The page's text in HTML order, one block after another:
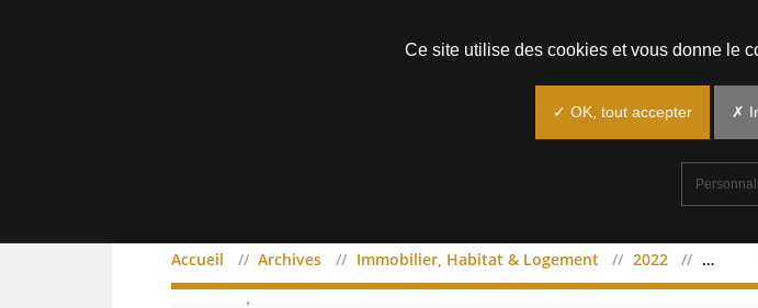
Accueil Archives Immobilier, Habitat & Logement 2022 mai
Filtrer par domaine
Ce site utilise des cookies et vous donne le
✓ OK, tout accepter ✗